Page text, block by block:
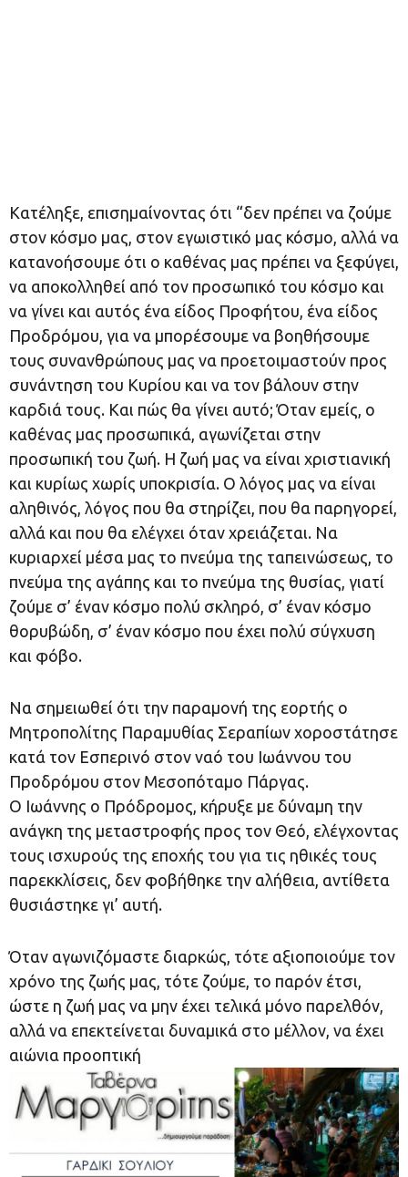
Κατέληξε, επισημαίνοντας ότι “δεν πρέπει να ζούμε
στον κόσμο μας, στον εγωιστικό μας κόσμο, αλλά να
κατανοήσουμε ότι ο καθένας μας πρέπει να ξεφύγει,
να αποκολληθεί από τον προσωπικό του κόσμο και
να γίνει και αυτός ένα είδος Προφήτου, ένα είδος
Προδρόμου, για να μπορέσουμε να βοηθήσουμε
τους συνανθρώπους μας να προετοιμαστούν προς
συνάντηση του Κυρίου και να τον βάλουν στην
καρδιά τους. Και πώς θα γίνει αυτό; Όταν εμείς, ο
καθένας μας προσωπικά, αγωνίζεται στην
προσωπική του ζωή. Η ζωή μας να είναι χριστιανική
και κυρίως χωρίς υποκρισία. Ο λόγος μας να είναι
αληθινός, λόγος που θα στηρίζει, που θα παρηγορεί,
αλλά και που θα ελέγχει όταν χρειάζεται. Να
κυριαρχεί μέσα μας το πνεύμα της ταπεινώσεως, το
πνεύμα της αγάπης και το πνεύμα της θυσίας, γιατί
ζούμε σ’ έναν κόσμο πολύ σκληρό, σ’ έναν κόσμο
θορυβώδη, σ’ έναν κόσμο που έχει πολύ σύγχυση
και φόβο.
Να σημειωθεί ότι την παραμονή της εορτής ο
Μητροπολίτης Παραμυθίας Σεραπίων χοροστάτησε
κατά τον Εσπερινό στον ναό του Ιωάννου του
Προδρόμου στον Μεσοπόταμο Πάργας.
Ο Ιωάννης ο Πρόδρομος, κήρυξε με δύναμη την
ανάγκη της μεταστροφής προς τον Θεό, ελέγχοντας
τους ισχυρούς της εποχής του για τις ηθικές τους
παρεκκλίσεις, δεν φοβήθηκε την αλήθεια, αντίθετα
θυσιάστηκε γι’ αυτή.
Όταν αγωνιζόμαστε διαρκώς, τότε αξιοποιούμε τον
χρόνο της ζωής μας, τότε ζούμε, το παρόν έτσι,
ώστε η ζωή μας να μην έχει τελικά μόνο παρελθόν,
αλλά να επεκτείνεται δυναμικά στο μέλλον, να έχει
αιώνια προοπτική